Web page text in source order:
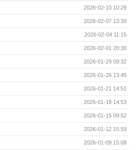
2026-02-10 10:29
2026-02-07 13:30
2026-02-04 11:15
2026-02-01 20:30
2026-01-29 09:32
2026-01-26 13:45
2026-01-21 14:51
2026-01-18 14:53
2026-01-15 09:52
2026-01-12 15:59
2026-01-09 15:08